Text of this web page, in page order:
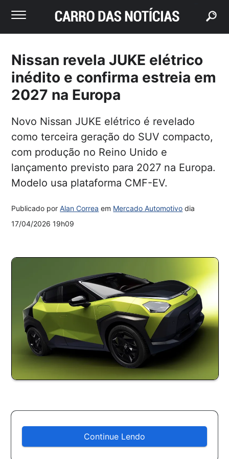
Nissan revela JUKE elétrico
inédito e confirma estreia em
2027 na Europa
Novo Nissan JUKE elétrico é revelado
como terceira geração do SUV compacto,
com produção no Reino Unido e
lançamento previsto para 2027 na Europa.
Modelo usa plataforma CMF-EV.
Publicado porAlan Correa em Mercado Automotivo dia
17/04/2026 19h09
Continue Lendo